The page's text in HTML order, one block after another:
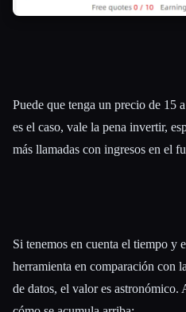
Puede que tenga un precio de 15
es el caso, vale la pena invertir,
más llamadas con ingresos en el
Si tenemos en cuenta el tiempo y
herramienta en comparación con
de datos, el valor es astronómico.